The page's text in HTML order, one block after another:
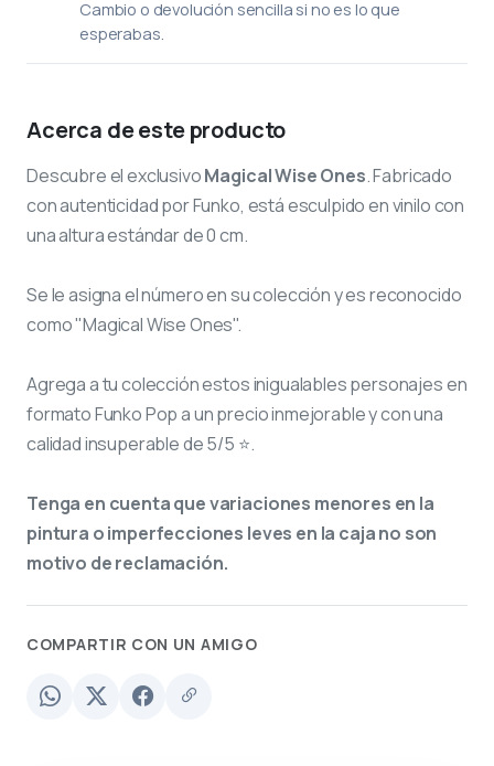
Cambio o devolución sencilla si no es lo que
esperabas.
Acerca de este producto
Descubre el exclusivoMagical Wise Ones. Fabricado
con autenticidad por Funko, está esculpido en vinilo con
una altura estándar de 0 cm.
Se le asigna el númeroen su colección y es reconocido
como "Magical Wise Ones".
Agrega a tu colección estos inigualables personajes en
formato Funko Pop a un precio inmejorable y con una
calidad insuperable de 5/5 ⭐.
Tenga en cuenta que variaciones menores en la
pintura o imperfecciones leves en la caja no son
motivo de reclamación.
COMPARTIR CON UN AMIGO